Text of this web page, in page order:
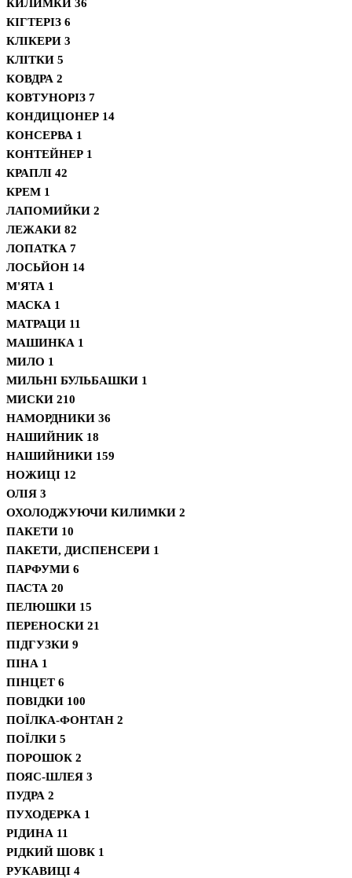
КИЛИМКИ 36
КІГТЕРІЗ 6
КЛІКЕРИ 3
КЛІТКИ 5
КОВДРА 2
КОВТУНОРІЗ 7
КОНДИЦІОНЕР 14
КОНСЕРВА 1
КОНТЕЙНЕР 1
КРАПЛІ 42
КРЕМ 1
ЛАПОМИЙКИ 2
ЛЕЖАКИ 82
ЛОПАТКА 7
ЛОСЬЙОН 14
М'ЯТА 1
МАСКА 1
МАТРАЦИ 11
МАШИНКА 1
МИЛО 1
МИЛЬНІ БУЛЬБАШКИ 1
МИСКИ 210
НАМОРДНИКИ 36
НАШИЙНИК 18
НАШИЙНИКИ 159
НОЖИЦІ 12
ОЛІЯ 3
ОХОЛОДЖУЮЧИ КИЛИМКИ 2
ПАКЕТИ 10
ПАКЕТИ, ДИСПЕНСЕРИ 1
ПАРФУМИ 6
ПАСТА 20
ПЕЛЮШКИ 15
ПЕРЕНОСКИ 21
ПІДГУЗКИ 9
ПІНА 1
ПІНЦЕТ 6
ПОВІДКИ 100
ПОЇЛКА-ФОНТАН 2
ПОЇЛКИ 5
ПОРОШОК 2
ПОЯС-ШЛЕЯ 3
ПУДРА 2
ПУХОДЕРКА 1
РІДИНА 11
РІДКИЙ ШОВК 1
РУКАВИЦІ 4